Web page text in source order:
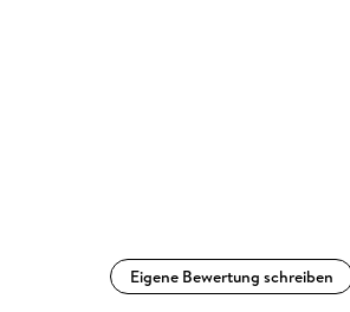
Eigene Bewertung schreiben